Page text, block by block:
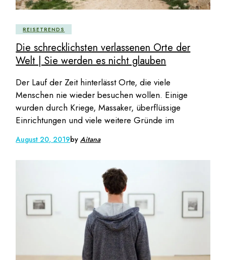
REISETRENDS
Die schrecklichsten verlassenen Orte der
Welt | Sie werden es nicht glauben
Der Lauf der Zeit hinterlässt Orte, die viele
Menschen nie wieder besuchen wollen. Einige
wurden durch Kriege, Massaker, überflüssige
Einrichtungen und viele weitere Gründe im
August 20, 2019byAitana